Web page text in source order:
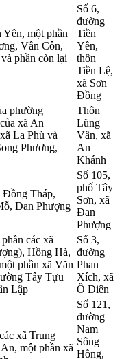
một phần
Vân Côn,
phần còn lại
Số 6,
đường
Tiền
Yên,
thôn
Tiền Lệ,
xã Sơn
Đồng
phường
xã An
La Phù và
Phương,
Thôn
Lũng
Vân, xã
An
Khánh
Đồng Tháp,
Đan Phượng
Số 105,
phố Tây
Sơn, xã
Đan
Phượng
các xã
Hồng Hà,
phần xã Văn
Tây Tựu
Lập
Số 3,
đường
Phan
Xích, xã
Ô Diên
xã Trung
một phần xã
Số 121,
đường
Nam
Sông
Hồng,